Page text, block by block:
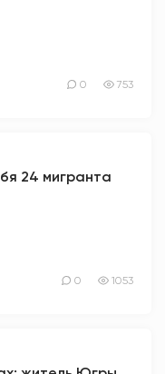
0 753
24 мигранта
0 1053